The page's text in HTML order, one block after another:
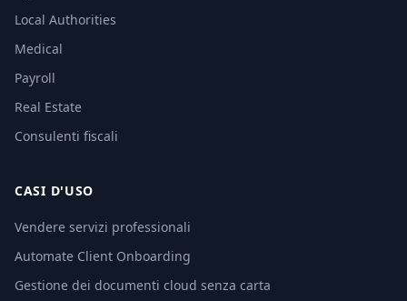
Local Authorities
Medical
Payroll
Real Estate
Consulenti fiscali
CASI D'USO
Vendere servizi professionali
Automate Client Onboarding
Gestione dei documenti cloud senza carta